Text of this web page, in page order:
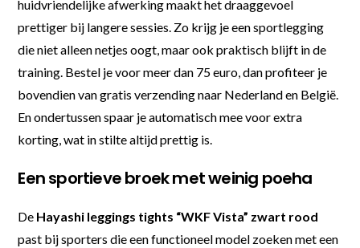
huidvriendelijke afwerking maakt het draaggevoel
prettiger bij langere sessies. Zo krijg je een sportlegging
die niet alleen netjes oogt, maar ook praktisch blijft in de
training. Bestel je voor meer dan 75 euro, dan profiteer je
bovendien van gratis verzending naar Nederland en België.
En ondertussen spaar je automatisch mee voor extra
korting, wat in stilte altijd prettig is.
Een sportieve broek met weinig poeha
De Hayashi leggings tights “WKF Vista” zwart rood
past bij sporters die een functioneel model zoeken met een